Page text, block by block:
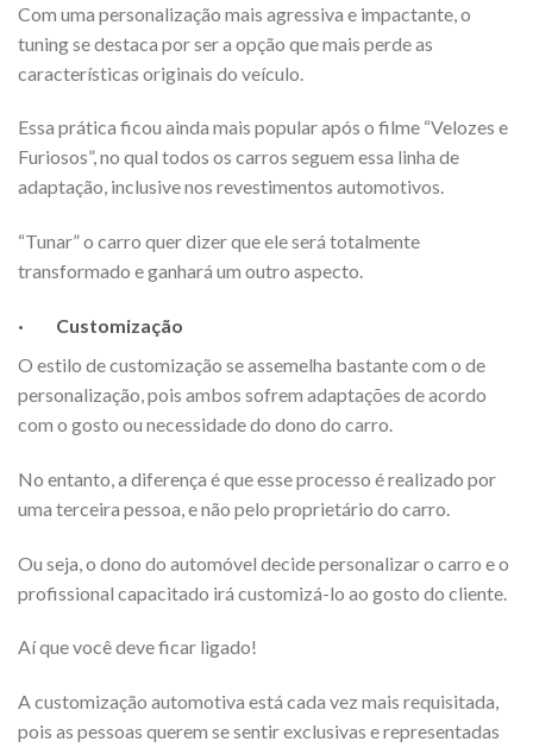
Com uma personalização mais agressiva e impactante, o
tuning se destaca por ser a opção que mais perde as
características originais do veículo.
Essa prática ficou ainda mais popular após o filme “Velozes e
Furiosos”, no qual todos os carros seguem essa linha de
adaptação, inclusive nos revestimentos automotivos.
“Tunar” o carro quer dizer que ele será totalmente
transformado e ganhará um outro aspecto.
· Customização
O estilo de customização se assemelha bastante com o de
personalização, pois ambos sofrem adaptações de acordo
com o gosto ou necessidade do dono do carro.
No entanto, a diferença é que esse processo é realizado por
uma terceira pessoa, e não pelo proprietário do carro.
Ou seja, o dono do automóvel decide personalizar o carro e o
profissional capacitado irá customizá-lo ao gosto do cliente.
Aí que você deve ficar ligado!
A customização automotiva está cada vez mais requisitada,
pois as pessoas querem se sentir exclusivas e representadas